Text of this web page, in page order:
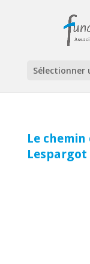
Sélectionner
Le
Lespargot